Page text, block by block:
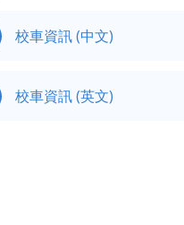
校車資訊 (中文)
校車資訊 (英文)